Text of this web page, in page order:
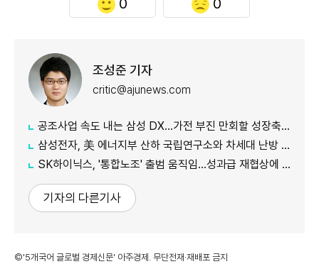
0 0
조성준 기자
critic@ajunews.com
공조사업 속도 내는 삼성 DX…가전 부진 만회할 성장축 육성
삼성전자, 美 에너지부 산하 국립연구소와 차세대 난방 기술 개발 박차
SK하이닉스, '통합노조' 출범 움직임…성과급 재협상에 내부 반발
기자의 다른기사
©'5개국어 글로벌 경제신문' 아주경제. 무단전재·재배포 금지